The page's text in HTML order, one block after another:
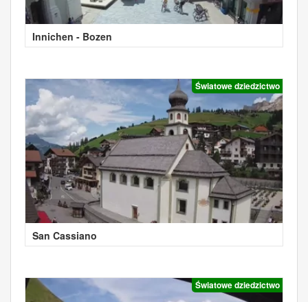
Innichen - Bozen
Światowe dziedzictwo
San Cassiano
Światowe dziedzictwo